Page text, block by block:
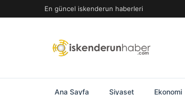
geç
En güncel iskenderun haberleri
Ana Sayfa Siyaset Ekonomi